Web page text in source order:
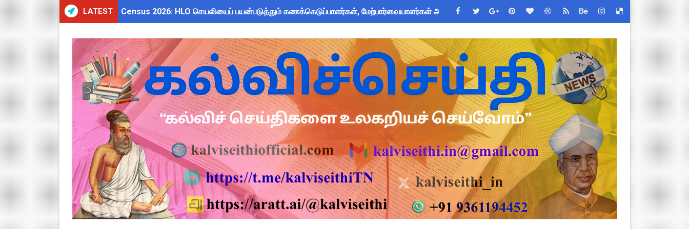
LATEST Census 2026: HLO செயலியைப் பயன்படுத்தும் கணக்கெடுப்பாளர்கள், மேற்பார்வையாளர்கள் அறிய வேண்டிய முக்கிய விதிகள்!
WWF India வழங்கும் Wild Wisdom Global Challenge 2026 ஆங்கில வினாடி வினா போட்டி! 6-9 வகுப்பு மாணவர்கள் பங்கேற்க தமிழ்நாடு பள்ளிக்கல்வி இணை
அரசு ஊழியர்களுக்கு ரூ.14,000 கோடி நிதி குறைப்பா? புதிய மருத்துவக் காப்பீடு & OPS கோரிக்கை - TNGEA கண்டனம்!
தமிழகப் பள்ளிகளுக்கு முக்கிய அறிவிப்பு: ஆகஸ்ட் 10 தேசிய குடற்புழு நீக்க நாள் - அல்பெண்டசோல் (Albendazole 400 mg) மாத்திரை வழங்க பள்ளிக்கல்வித்துறை
Kalai Thiruvizha 2026 - 2027 Forms: கலைத் திருவிழா போட்டிகளுக்கான அனைத்து Excel & Word படிவங்கள் ஒரே லிங்க்கில்!
4th & 5th Standard Ennum Ezhuthum Term 1 Set 10 Lesson Plan August 2026 - Download Link
2027 Census Duty for Teachers: புதுக்கோட்டை CEO வெளியிட்ட அவசர சுற்றறிக்கை - முழு விவரங்கள்!
Census 2027: கோவை பள்ளி ஆசிரியர்களுக்கு காலை, மாலை நேரங்களில் கணக்கெடுப்பு பணி செய்ய அனுமதி - ஆட்சியர் சுற்றறிக்கை!
திருவண்ணாமலை CEO அதிரடி உத்தரவு: முழு நாள் மக்கள் தொகை கணக்கெடுப்பு பணிக்குத் தடை! ஆசிரியர்களுக்கு புதிய விதிகள்!
இராணிப்பேட்டை: ஆசிரியர்களுக்கு அரை நாள் OD அனுமதி! மக்கள் தொகை கணக்கெடுப்பு பணி சுற்றறிக்கை வெளியீடு!